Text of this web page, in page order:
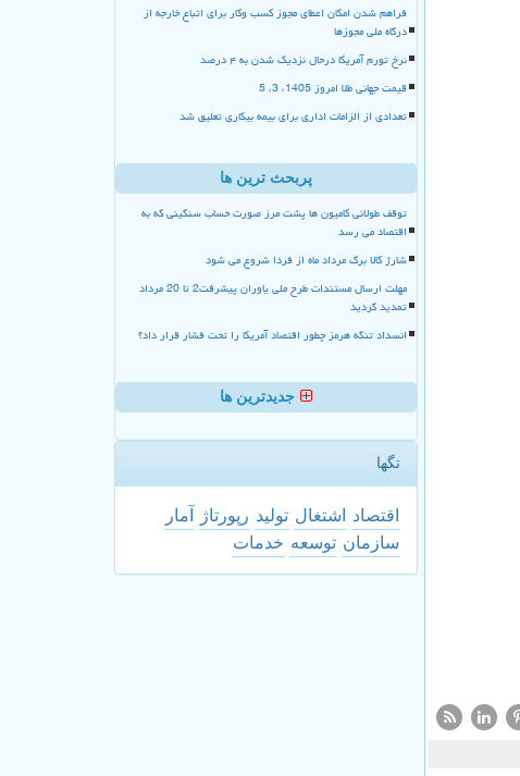
فراهم شدن امکان اعطای مجوز کسب وکار برای اتباع خارجه از
درگاه ملی مجوزها
نرخ تورم آمریکا درحال نزدیک شدن به ۴ درصد
قیمت جهانی طلا امروز 1405، 3، 5
تعدادی از الزامات اداری برای بیمه بیکاری تعلیق شد
پربحث ترین ها
توقف طولانی کامیون ها پشت مرز صورت حساب سنگینی که به
اقتصاد می رسد
شارژ کالا برگ مرداد ماه از فردا شروع می شود
مهلت ارسال مستندات طرح ملی یاوران پیشرفت2 تا 20 مرداد
تمدید گردید
انسداد تنگه هرمز چطور اقتصاد آمریکا را تحت فشار قرار داد؟
جدیدترین ها
تگها
اقتصاد اشتغال تولید رپورتاژ
آمار
سازمان توسعه خدمات